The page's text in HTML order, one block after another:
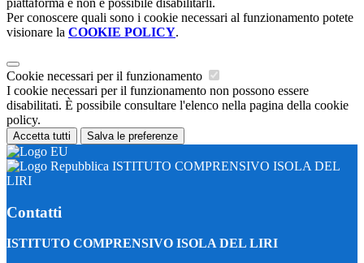
piattaforma e non è possibile disabilitarli.
Per conoscere quali sono i cookie necessari al funzionamento potete
visionare la COOKIE POLICY.
Cookie necessari per il funzionamento
I cookie necessari per il funzionamento non possono essere
disabilitati. È possibile consultare l'elenco nella pagina della cookie
policy.
Accetta tutti Salva le preferenze
ISTITUTO COMPRENSIVO ISOLA DEL
LIRI
Contatti
ISTITUTO COMPRENSIVO ISOLA DEL LIRI